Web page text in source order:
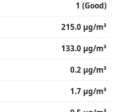
1 (Good)
215.0 μg/m³
133.0 μg/m³
0.2 μg/m³
1.7 μg/m³